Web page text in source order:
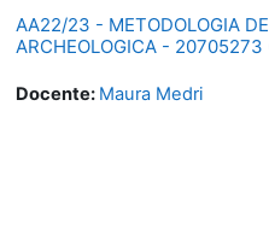
AA22/23 - METODOLOGIA
ARCHEOLOGICA - 20705273
Docente: Maura Medri